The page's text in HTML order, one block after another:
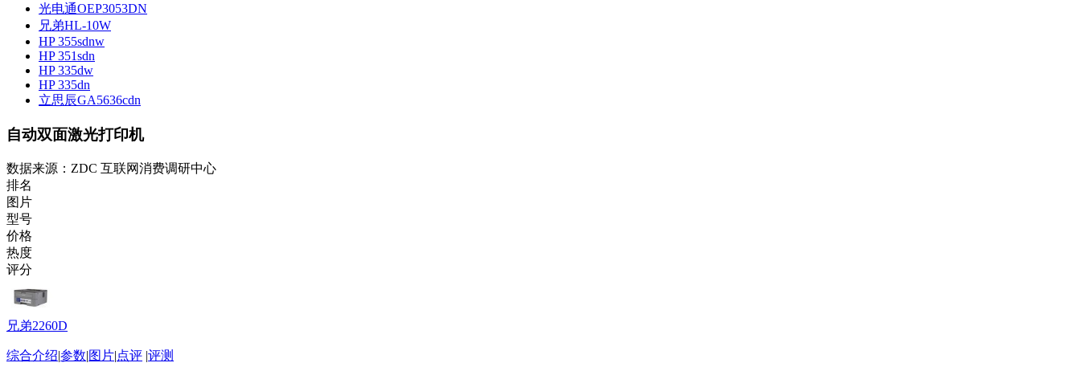
光电通OEP3053DN
兄弟HL-10W
HP 355sdnw
HP 351sdn
HP 335dw
HP 335dn
立思辰GA5636cdn
自动双面激光打印机
数据来源：ZDC 互联网消费调研中心
排名
图片
型号
价格
热度
评分
兄弟2260D
综合介绍|参数|图片|点评 |评测